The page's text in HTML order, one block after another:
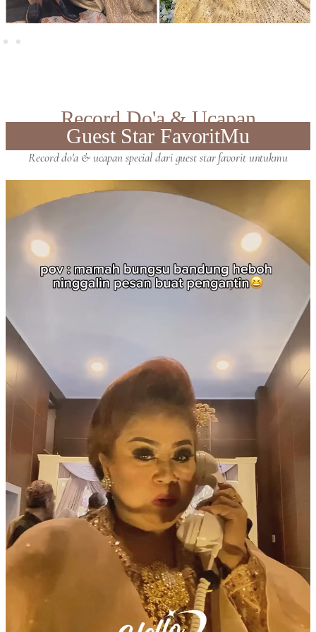
Record Do'a & Ucapan
Guest Star FavoritMu
Record do'a & ucapan special dari guest star favorit untukmu